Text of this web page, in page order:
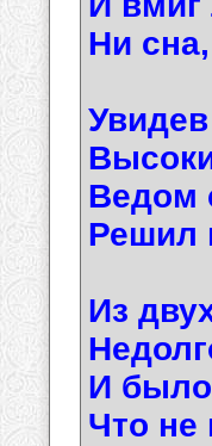
Ни
Ведом
Решил
Из
И было
Что не